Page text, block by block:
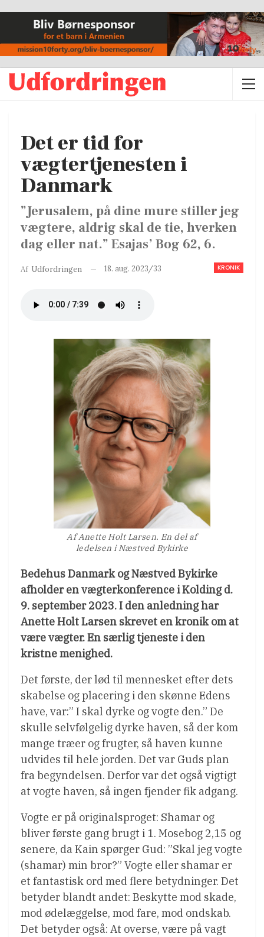
Det er tid for
vægtertjenesten i
Danmark
”Jerusalem, på dine mure stiller jeg
vægtere, aldrig skal de tie, hverken
dag eller nat.” Esajas’ Bog 62, 6.
KRONIK
Af Udfordringen 18. aug. 2023/33
Af Anette Holt Larsen. En del af
ledelsen i Næstved Bykirke
Bedehus Danmark og Næstved Bykirke
afholder en vægterkonference i Kolding d.
9. september 2023. I den anledning har
Anette Holt Larsen skrevet en kronik om at
være vægter. En særlig tjeneste i den
kristne menighed.
Det første, der lød til mennesket efter dets
skabelse og placering i den skønne Edens
have, var:” I skal dyrke og vogte den.” De
skulle selvfølgelig dyrke haven, så der kom
mange træer og frugter, så haven kunne
udvides til hele jorden. Det var Guds plan
fra begyndelsen. Derfor var det også vigtigt
at vogte haven, så ingen fjender fik adgang.
Vogte er på originalsproget: Shamar og
bliver første gang brugt i 1. Mosebog 2,15 og
senere, da Kain spørger Gud: ”Skal jeg vogte
(shamar) min bror?” Vogte eller shamar er
et fantastisk ord med flere betydninger. Det
betyder blandt andet: Beskytte mod skade,
mod ødelæggelse, mod fare, mod ondskab.
Det betyder også: At overse, være på vagt